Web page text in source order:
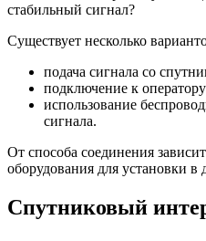
стабильный сигнал?
Существует несколько
подача сигнала со
подключение к
использование
сигнала.
От способа соединения
оборудования для установки в
Спутниковый